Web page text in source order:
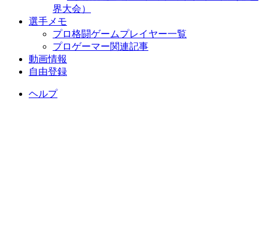
界大会）
選手メモ
プロ格闘ゲームプレイヤー一覧
プロゲーマー関連記事
動画情報
自由登録
ヘルプ